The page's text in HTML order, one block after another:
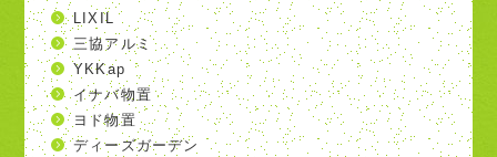
LIXIL
三協アルミ
YKKap
イナバ物置
ヨド物置
ディーズガーデン